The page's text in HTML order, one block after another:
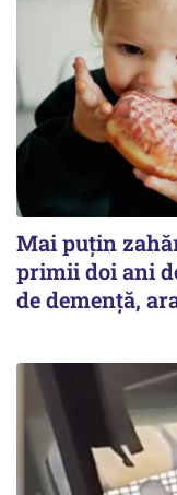
Mai puțin
primii doi ani
de demență,